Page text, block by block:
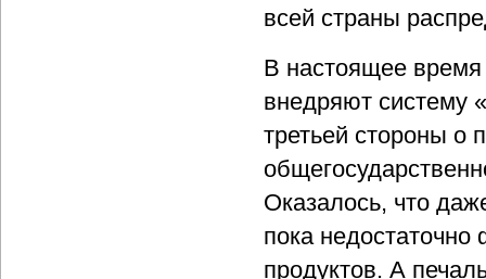
всей страны
В настоящее время
внедряют систему
третьей стороны о
Оказалось, что
пока
продуктов. А